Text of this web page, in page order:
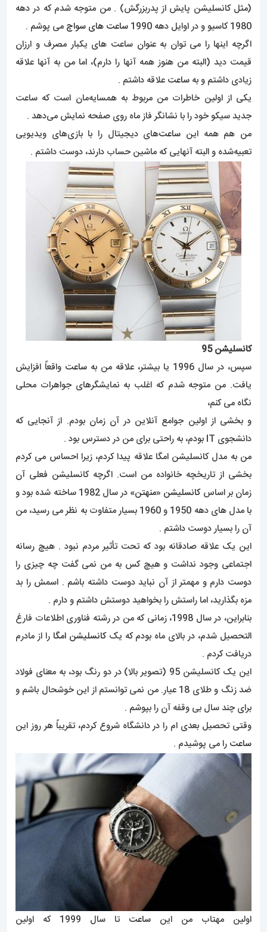
(مثل کانسلیشن پایش از پدربزرگش) . من متوجه شدم که در دهه
1980 کاسیو و در اوایل دهه 1990
ساعت های سواچ می پوشم .
اگرچه اینها را می توان به عنوان ساعت های یکبار مصرف و ارزان
قیمت دید (البته من هنوز همه آنها را دارم)، اما من به آنها علاقه
زیادی داشتم و به ساعت علاقه داشتم .
یکی از اولین خاطرات من مربوط به همسایه‌مان است که ساعت
جدید سیکو خود را با نشانگر فاز ماه روی صفحه نمایش می‌دهد .
من هم همه این ساعت‌های دیجیتال را با بازی‌های ویدیویی
تعبیه‌شده و البته آنهایی که ماشین حساب دارند، دوست داشتم .
کانسلیشن 95
سپس، در سال 1996 یا بیشتر، علاقه من به
ساعت واقعاً افزایش
یافت. من متوجه شدم که اغلب به نمایشگرهای جواهرات محلی
نگاه می کنم،
و بخشی از اولین جوامع آنلاین در آن زمان بودم. از آنجایی که
دانشجوی IT بودم، به راحتی برای من در دسترس بود .
من به مدل کانسلیشن امگا علاقه پیدا کردم، زیرا احساس می کردم
بخشی از تاریخچه خانواده من است. اگرچه کانسلیشن فعلی آن
زمان بر اساسکانسلیشن «منهتن»
در سال 1982 ساخته شده بود و
با مدل های دهه 1950 و 1960 بسیار متفاوت به نظر می رسید، من
آن را بسیار دوست داشتم .
این یک علاقه صادقانه بود که تحت تأثیر مردم نبود . هیچ رسانه
اجتماعی وجود نداشت و هیچ کس به من نمی گفت چه چیزی را
دوست دارم و مهمتر از آن نباید دوست داشته باشم . اسمش را بد
مزه بگذارید، اما راستش را بخواهید دوستش داشتم و دارم .
بنابراین، در سال 1998، زمانی که من در رشته فناوری اطلاعات فارغ
التحصیل شدم، در بالای ماه بودم که یککانسلیشن امگا را از مادرم
دریافت کردم .
این یک کانسلیشن 95 (تصویر بالا) در دو رنگ بود، به معنای فولاد
ضد زنگ و طلای 18 عیار. من نمی توانستم از این خوشحال باشم و
برای چند سال بی وقفه آن را بپوشم .
وقتی تحصیل بعدی ام را در دانشگاه شروع کردم، تقریباً هر روز این
ساعت را می پوشیدم .
اولین مهتاب من این ساعت
تا سال 1999 که اولین